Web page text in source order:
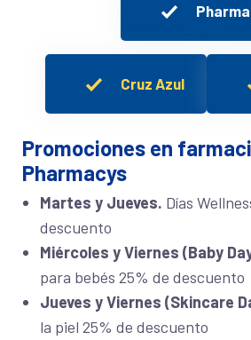
Cruz Azul
Promociones en
Pharmacys
Martes y Jueves. Días
descuento
Miércoles y Viernes (Baby
para bebés 25% de descuento
Jueves y Viernes (Skincare
la piel 25% de descuento